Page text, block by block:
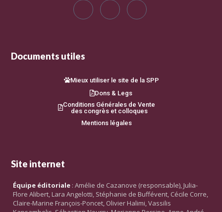
Documents utiles
Mieux utiliser le site de la SPP
Dons & Legs
Conditions Générales de Vente
des congrès et colloques
Mentions légales
Site internet
Équipe éditoriale : Amélie de Cazanove (responsable), Julia-
Flore Alibert, Lara Angelotti, Stéphanie de Buffévent, Cécile Corre,
Claire-Marine François-Poncet, Olivier Halimi, Vassilis